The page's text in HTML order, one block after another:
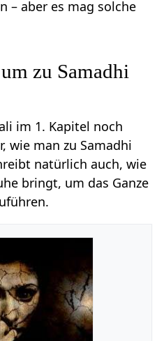
– aber es mag solche
zu Samadhi
im 1. Kapitel noch
wie man zu Samadhi
natürlich auch, wie
bringt, um das Ganze